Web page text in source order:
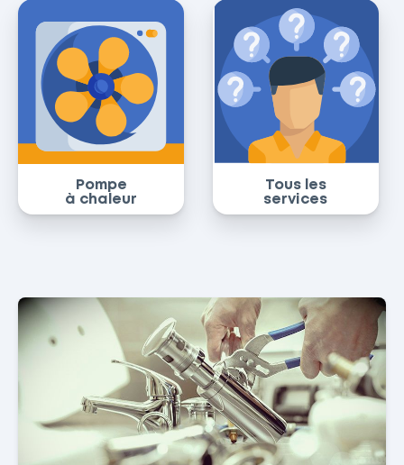
Pompe
à chaleur
Tous les
services